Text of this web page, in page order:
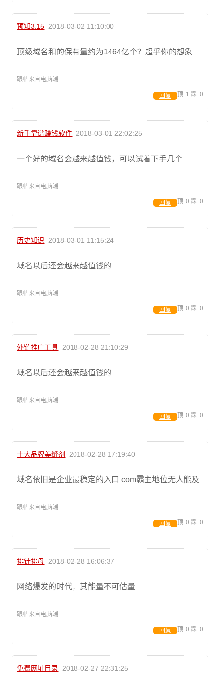
预知3.15 2018-03-02 11:10:00
顶级域名和的保有量约为1464亿个？超乎你的想象
跟帖来自电脑端
顶: 1 踩: 0
回复
新手靠谱赚钱软件 2018-03-01 22:02:25
一个好的域名会越来越值钱，可以试着下手几个
跟帖来自电脑端
顶: 0 踩: 0
回复
历史知识 2018-03-01 11:15:24
域名以后还会越来越值钱的
跟帖来自电脑端
顶: 0 踩: 0
回复
外链推广工具 2018-02-28 21:10:29
域名以后还会越来越值钱的
跟帖来自电脑端
顶: 0 踩: 0
回复
十大品牌美缝剂 2018-02-28 17:19:40
域名依旧是企业最稳定的入口 com霸主地位无人能及
跟帖来自电脑端
顶: 0 踩: 0
回复
排针排母 2018-02-28 16:06:37
网络爆发的时代，其能量不可估量
跟帖来自电脑端
顶: 0 踩: 0
回复
免费网址目录 2018-02-27 22:31:25